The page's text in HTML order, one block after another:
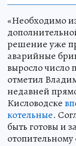
«Необходимо
решение уже
аварийные
выросло число
отметил
недавней
Кисловодске
котельные.
быть готовы и
отопительному